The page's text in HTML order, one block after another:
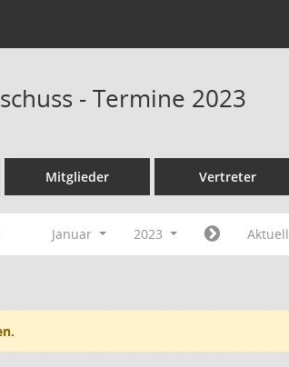
- Termine 2023
Mitglieder Vertreter
Januar 2023 Aktuell